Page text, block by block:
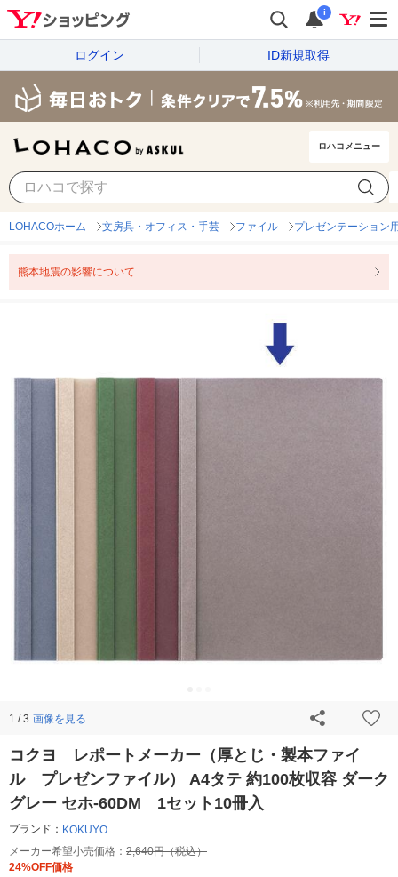
i
ログイン ID新規取得
ロハコメニュー
LOHACOホーム 文房具・オフィス・手芸 ファイル プレゼンテーション
熊本地震の影響について
1 / 3 画像を見る
コクヨ レポートメーカー（厚とじ・製本ファイ
ル プレゼンファイル） A4タテ 約100枚収容 ダーク
グレー セホ-60DM 1セット10冊入
ブランド： KOKUYO
メーカー希望小売価格： 2,640円（税込）
24%OFF価格